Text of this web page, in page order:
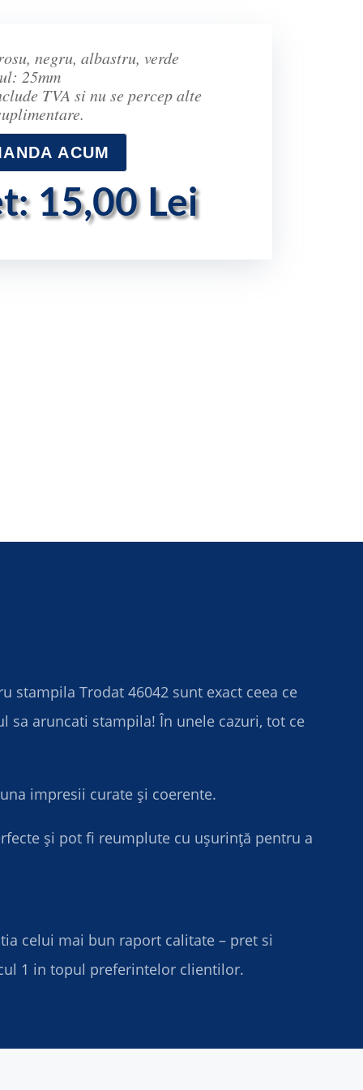
negru, albastru, verde
25mm
TVA si nu se percep alte
ACUM
15,00 Lei
stampila Trodat 46042 sunt exact ceea ce
sa aruncati stampila! În unele cazuri, tot ce
impresii curate și coerente.
și pot fi reumplute cu ușurință pentru a
celui mai bun raport calitate – pret si
1 in topul preferintelor clientilor.